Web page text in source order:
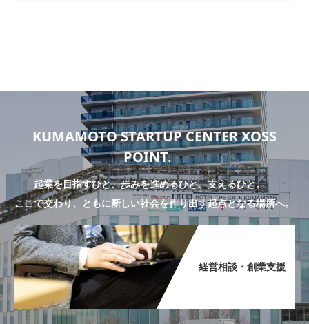
KUMAMOTO STARTUP CENTER XOSS
POINT.
起業を目指すひと、歩みを進めるひと、支えるひと。
ここで交わり、ともに新しい社会を作り出す起点となる場所へ。
経営相談・創業支援​